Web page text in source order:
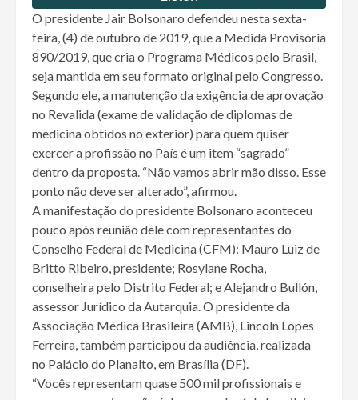
O presidente Jair Bolsonaro defendeu nesta sexta-
feira, (4) de outubro de 2019, que a Medida Provisória
890/2019, que cria o Programa Médicos pelo Brasil,
seja mantida em seu formato original pelo Congresso.
Segundo ele, a manutenção da exigência de aprovação
no Revalida (exame de validação de diplomas de
medicina obtidos no exterior) para quem quiser
exercer a profissão no País é um item “sagrado”
dentro da proposta. “Não vamos abrir mão disso. Esse
ponto não deve ser alterado”, afirmou.
A manifestação do presidente Bolsonaro aconteceu
pouco após reunião dele com representantes do
Conselho Federal de Medicina (CFM): Mauro Luiz de
Britto Ribeiro, presidente; Rosylane Rocha,
conselheira pelo Distrito Federal; e Alejandro Bullón,
assessor Jurídico da Autarquia. O presidente da
Associação Médica Brasileira (AMB), Lincoln Lopes
Ferreira, também participou da audiência, realizada
no Palácio do Planalto, em Brasília (DF).
“Vocês representam quase 500 mil profissionais e